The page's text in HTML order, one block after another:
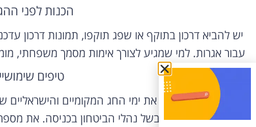
הכנות לפני
יש להביא דרכון בתוקף או שפג תוקפו, תמונות דרכון
עבור אגרות. למי שמגיע לצורך אימות מסמך משפחתי,
טיפים
כדאי לבדוק מראש את ימי החג המקומיים
מספר דקות מראש בשל נהלי הביטחון בכניסה. את מספר